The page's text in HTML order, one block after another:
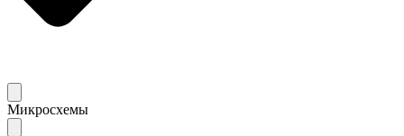
Микросхемы